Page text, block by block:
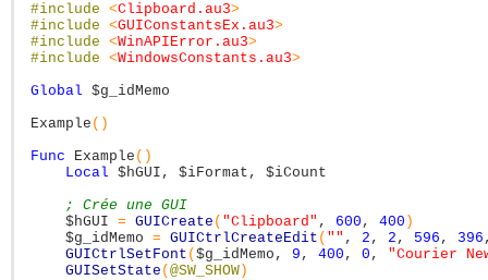
#include <Clipboard.au3>
#include <GUIConstantsEx.au3>
#include <WinAPIError.au3>
#include <WindowsConstants.au3>
Global $g_idMemo
Example ( )
Func
Example ( )
Local $hGUI , $iFormat ,
$iCount
; Crée une GUI
$hGUI = GUICreate ( "Clipboard" , 600 , 400 )
$g_idMemo = GUICtrlCreateEdit ( "" , 2 , 2 , 596 , 396
GUICtrlSetFont ( $g_idMemo , 9 , 400 , 0 ,
"Courier
GUISetState ( @SW_SHOW )